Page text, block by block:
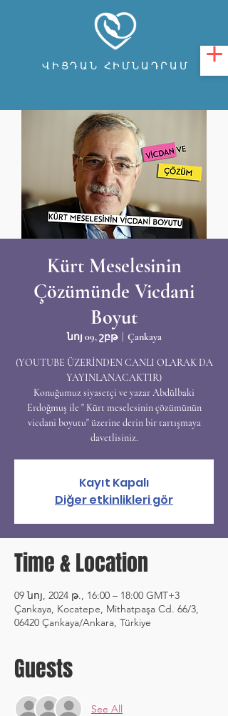
ՎԻՑԴԱՆ ՀԻՄՆԱԴՐԱՄ
Kürt Meselesinin
Çözümünde Vicdani
Boyut
նոյ 09, շբթ
  |
Çankaya
(YOUTUBE ÜZERİNDEN CANLI OLARAK DA
YAYINLANACAKTIR)
Konuğumuz siyasetçi ve yazar Abdülbaki
Erdoğmuş ile " Kürt meselesinin çözümünün
vicdani boyutu" üzerine derin bir tartışmaya
davetlisiniz.
Kayıt Kapalı
Diğer etkinlikleri gör
Time & Location
09 նոյ, 2024 թ., 16:00 – 18:00 GMT+3
Çankaya, Kocatepe, Mithatpaşa Cd. 66/3,
06420 Çankaya/Ankara, Türkiye
Guests
See All